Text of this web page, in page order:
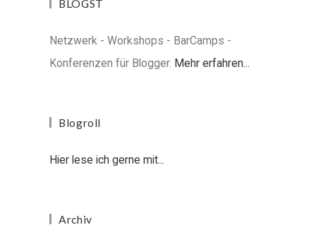
BLOGST
Netzwerk - Workshops - BarCamps -
Konferenzen für Blogger. Mehr erfahren...
Blogroll
Hier lese ich gerne mit...
Archiv